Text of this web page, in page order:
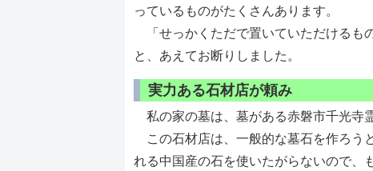
っているものがたくさんあります。
「せっかくただで置いていただけるも
と、あえてお断りしました。
実力ある石材店が頼み
私の家の墓は、墓がある赤磐市千光寺
この石材店は、一般的な墓石を作ろう
れる中国産の石を使いたがらないので、